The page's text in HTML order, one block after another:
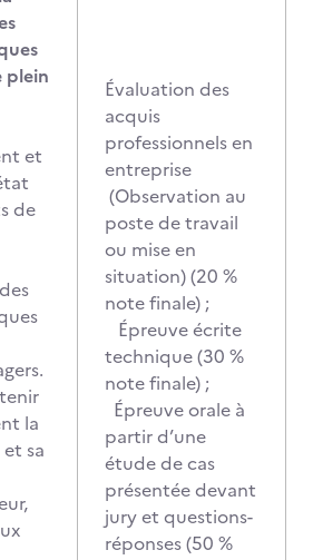
plein
et
de
la
sa
Évaluation des
acquis
professionnels en
entreprise
(Observation au
poste de travail
ou mise en
situation) (20 %
note finale) ;
Épreuve écrite
technique (30 %
note finale) ;
Épreuve orale à
partir d’une
étude de cas
présentée devant
jury et questions-
réponses (50 %